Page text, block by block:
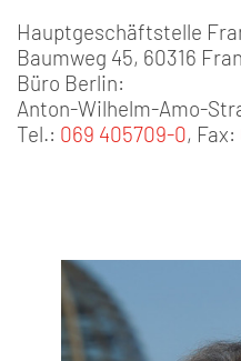
Hauptgeschäftstelle
Baumweg 45, 60316
Büro Berlin:
Anton-Wilhelm-Amo-
Tel.: 069 405709-0, Fax: